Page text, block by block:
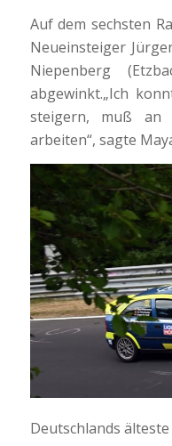
Auf dem sechsten
Neueinsteiger
Niepenberg
abgewinkt.„Ich
steigern, muß an
arbeiten“, sagte
Deutschlands